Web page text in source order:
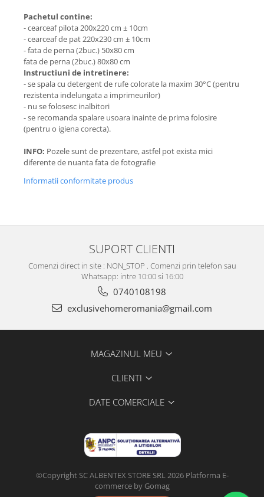
Pachetul contine:
- cearceaf pilota 200x220 cm ± 10cm
- cearceaf de pat 220x230 cm ± 10cm
- fata de perna (2buc.) 50x80 cm
fata de perna (2buc.) 80x80 cm
Instructiuni de intretinere:
- se spala cu detergent de rufe colorate la maxim 30°C (pentru
rezistenta indelungata a imprimeurilor)
- nu se folosesc inalbitori
- se recomanda spalare usoara inainte de prima folosire
(pentru o igiena corecta).
INFO: Pozele sunt de prezentare, astfel pot exista mici
diferente de nuanta fata de fotografie
Informatii conformitate produs
SUPORT CLIENTI
Comenzi direct in site : NON_STOP . Comenzi prin telefon sau
Whatsapp: intre 10:00 si 16:00
0740108198
exclusivehomeromania@gmail.com
MAGAZINUL MEU
CLIENTI
DATE COMERCIALE
©Copyright SC ALBENTEX STORE SRL 2026 Platforma E-
commerce by Gomag